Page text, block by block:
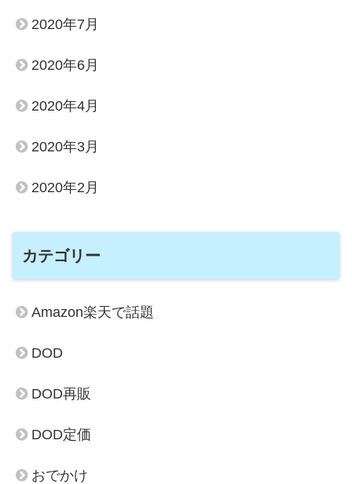
2020年7月
2020年6月
2020年4月
2020年3月
2020年2月
カテゴリー
Amazon楽天で話題
DOD
DOD再販
DOD定価
おでかけ